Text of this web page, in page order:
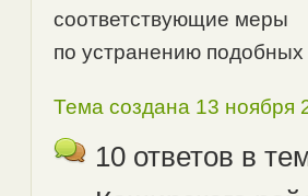
соответствующие меры
по устранению
Тема создана 13 ноября
10 ответов в